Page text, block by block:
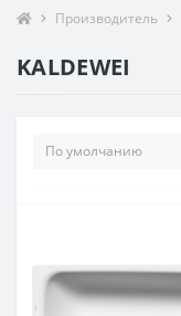
Производитель
KALDEWEI